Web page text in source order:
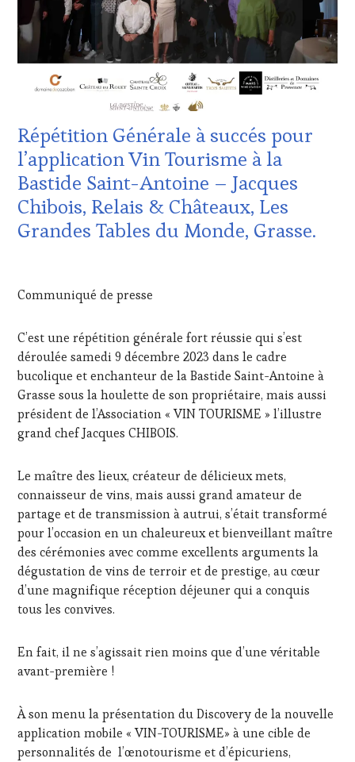
VAR
VIGNOBLES
WINE
TASTING
VOUCHER
WINE
FAME
WINE
TOURISM
TOUR
WINE
TOURISM
TOUR
MOVIE,
CORSICA
CÔTES-
DE-
PROVENCE,
CULTURAL
GUEST,
ADHÉRENT,
VIN
TOURISME,
EDITION
LES
CLÉS
DU
LA
FRANÇAISE,
FAMOUS
HOST,
GUEST,
INVITATIONS
&
DÉGUSTATIONS,
TASTING
MÉDIAS,
PRESSE
ÉCRITE,
RADIO,
TV,
WEB
OENOTOURISME
PALETTE,
PARTENAIRES
TOURISME
PRODUCTEURS
TERROIR,
RESTAURATEUR,
CUISINIER,
ŒNOLOGUE,
Répétition Générale à succés pour
l’application Vin Tourisme à la
Bastide Saint-Antoine – Jacques
Chibois, Relais & Châteaux, Les
Grandes Tables du Monde, Grasse.
2023
Communiqué de presse
C’est une répétition générale fort réussie qui s’est
déroulée samedi 9 décembre 2023 dans le cadre
bucolique et enchanteur de la Bastide Saint-Antoine à
Grasse sous la houlette de son propriétaire, mais aussi
président de l’Association « VIN TOURISME » l’illustre
grand chef Jacques CHIBOIS.
Le maître des lieux, créateur de délicieux mets,
connaisseur de vins, mais aussi grand amateur de
partage et de transmission à autrui, s’était transformé
pour l’occasion en un chaleureux et bienveillant maître
des cérémonies avec comme excellents arguments la
dégustation de vins de terroir et de prestige, au cœur
d’une magnifique réception déjeuner qui a conquis
tous les convives.
En fait, il ne s’agissait rien moins que d’une véritable
avant-première !
À son menu la présentation du Discovery de la nouvelle
application mobile « VIN-TOURISME» à une cible de
personnalités de l’œnotourisme et d’épicuriens,